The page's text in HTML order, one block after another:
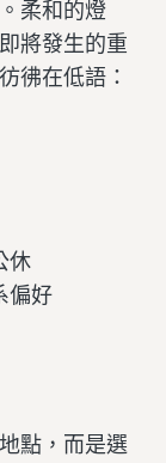
柔和的燈
將發生的重
彿在低語：
休
偏好
點，而是選